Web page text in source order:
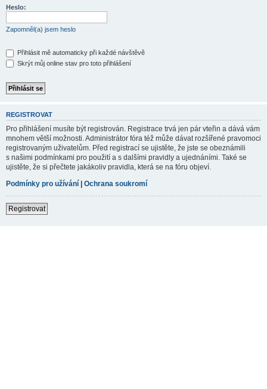
Heslo:
Zapomněl(a) jsem heslo
Přihlásit mě automaticky při každé návštěvě
Skrýt můj online stav pro toto přihlášení
REGISTROVAT
Pro přihlášení musíte být registrován. Registrace trvá jen pár vteřin a dává vám
mnohem větší možnosti. Administrátor fóra též může dávat rozšířené pravomoci
registrovaným uživatelům. Před registrací se ujistěte, že jste se obeznámili
s našimi podmínkami pro použití a s dalšími pravidly a ujednáními. Také se
ujistěte, že si přečtete jakákoliv pravidla, která se na fóru objeví.
Podmínky pro užívání | Ochrana soukromí
Registrovat